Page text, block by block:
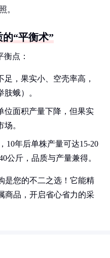
。
“平衡术”
点：
足，果实小、空壳率高，
蛾）。
位面积产量下降，但果实
。
10年后单株产量可达15-20
公斤，品质与产量兼得。
是您的不二之选！它能精
商品，开启省心省力的采